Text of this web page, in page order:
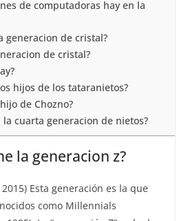
de computadoras hay en la
generacion de cristal?
de cristal?
hijos de los tataranietos?
de Chozno?
la cuarta generacion de nietos?
la generacion z?
Esta generación es la que
como Millennials